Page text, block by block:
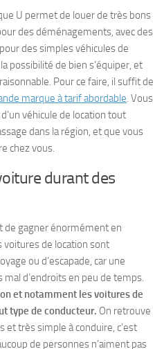
U permet de louer de très bons
des déménagements, avec des
des simples véhicules de
possibilité de bien s’équiper, et
Pour ce faire, il suffit de
marque à tarif abordable. Vous
véhicule de location tout
dans la région, et que vous
chez vous.
durant des
de gagner énormément en
de location sont
ou d’escapade, car une
d’endroits en peu de temps.
et notamment les voitures de
type de conducteur. On retrouve
et très simple à conduire, c’est
de personnes n’aiment pas